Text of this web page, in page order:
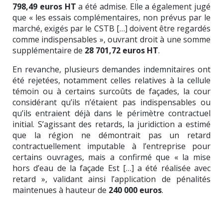
798,49 euros HT a été admise. Elle a également jugé
que « les essais complémentaires, non prévus par le
marché, exigés par le CSTB […] doivent être regardés
comme indispensables », ouvrant droit à une somme
supplémentaire de 28 701,72 euros HT.
En revanche, plusieurs demandes indemnitaires ont
été rejetées, notamment celles relatives à la cellule
témoin ou à certains surcoûts de façades, la cour
considérant qu’ils n’étaient pas indispensables ou
qu’ils entraient déjà dans le périmètre contractuel
initial. S’agissant des retards, la juridiction a estimé
que la région ne démontrait pas un retard
contractuellement imputable à l’entreprise pour
certains ouvrages, mais a confirmé que « la mise
hors d’eau de la façade Est […] a été réalisée avec
retard », validant ainsi l’application de pénalités
maintenues à hauteur de 240 000 euros.